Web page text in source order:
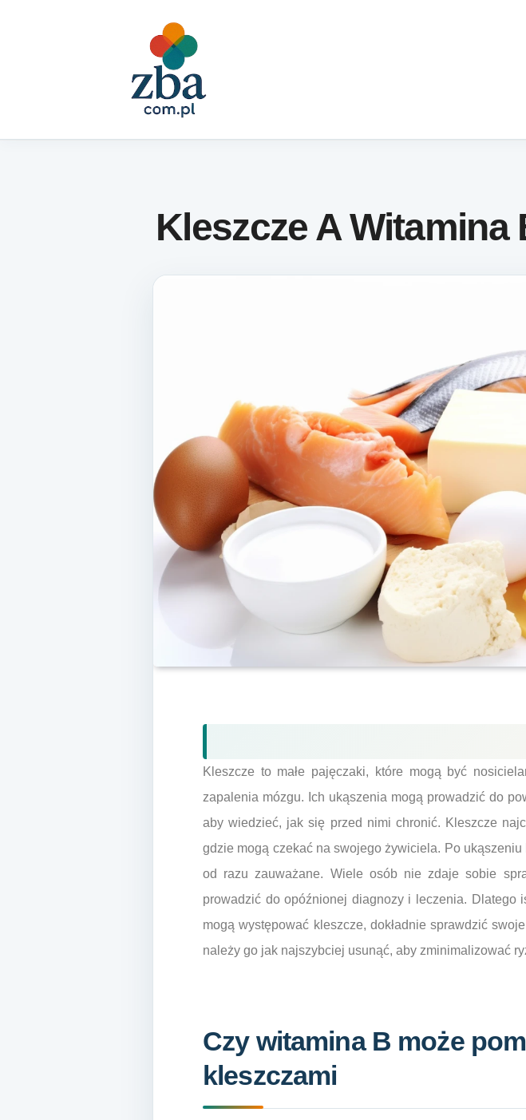
Kleszcze A Witamina
Kleszcze to małe pajęczaki, które mogą być
zapalenia mózgu. Ich ukąszenia mogą prowadzić do
aby wiedzieć, jak się przed nimi chronić. Kleszcze
gdzie mogą czekać na swojego żywiciela. Po
od razu zauważane. Wiele osób nie zdaje sobie
prowadzić do opóźnionej diagnozy i leczenia.
mogą występować kleszcze, dokładnie sprawdzić
należy go jak najszybciej usunąć, aby zminimalizować
Czy witamina B może
kleszczami